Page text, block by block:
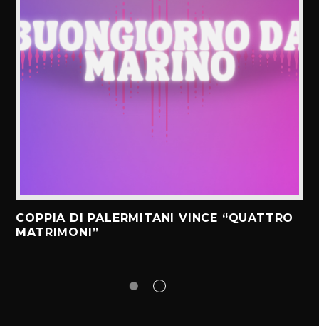
COPPIA DI PALERMITANI VINCE “QUATTRO
MATRIMONI”